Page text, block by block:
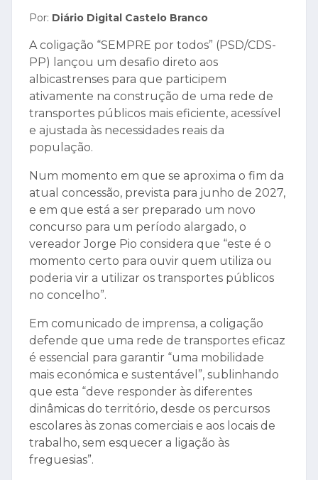
Por: Diário Digital Castelo Branco
A coligação “SEMPRE por todos” (PSD/CDS-
PP) lançou um desafio direto aos
albicastrenses para que participem
ativamente na construção de uma rede de
transportes públicos mais eficiente, acessível
e ajustada às necessidades reais da
população.
Num momento em que se aproxima o fim da
atual concessão, prevista para junho de 2027,
e em que está a ser preparado um novo
concurso para um período alargado, o
vereador Jorge Pio considera que “este é o
momento certo para ouvir quem utiliza ou
poderia vir a utilizar os transportes públicos
no concelho”.
Em comunicado de imprensa, a coligação
defende que uma rede de transportes eficaz
é essencial para garantir “uma mobilidade
mais económica e sustentável”, sublinhando
que esta “deve responder às diferentes
dinâmicas do território, desde os percursos
escolares às zonas comerciais e aos locais de
trabalho, sem esquecer a ligação às
freguesias”.